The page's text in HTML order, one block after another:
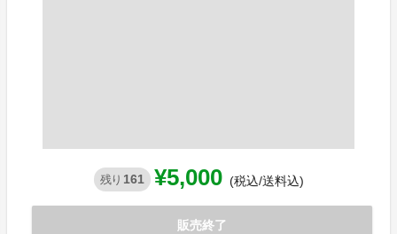
残り 161 ¥5,000 (税込/送料込)
販売終了